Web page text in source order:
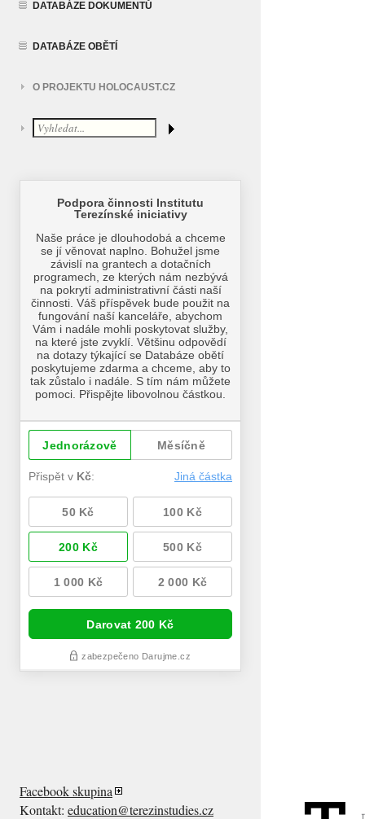
DATABÁZE DOKUMENTŮ
DATABÁZE OBĚTÍ
O PROJEKTU HOLOCAUST.CZ
Facebook skupina
Kontakt: education@terezinstudies.cz